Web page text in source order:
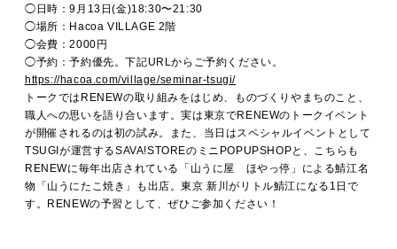
◯日時：9月13日(金)18:30〜21:30
◯場所：Hacoa VILLAGE 2階
◯会費：2000円
◯予約：予約優先。下記URLからご予約ください。
https://hacoa.com/village/seminar-tsugi/
トークではRENEWの取り組みをはじめ、ものづくりやまちのこと、
職人への思いを語り合います。実は東京でRENEWのトークイベント
が開催されるのは初の試み。また、当日はスペシャルイベントとして
TSUGIが運営するSAVA!STOREのミニPOPUPSHOPと、こちらも
RENEWに毎年出店されている「山うに屋 ほやっ停」による鯖江名
物「山うにたこ焼き」も出店。東京 新川がリトル鯖江になる1日で
す。RENEWの予習として、ぜひご参加ください！